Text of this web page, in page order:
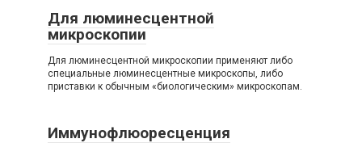
Для люминесцентной
микроскопии
Для люминесцентной микроскопии применяют либо
специальные люминесцентные микроскопы, либо
приставки к обычным «биологическим» микроскопам.
Иммунофлюоресценция